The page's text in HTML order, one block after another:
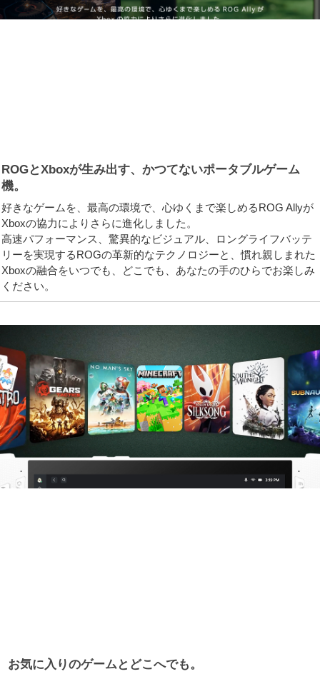
ROGとXboxが生み出す、かつてないポータブルゲーム
機。
好きなゲームを、最高の環境で、心ゆくまで楽しめるROG Allyが
Xboxの協力によりさらに進化しました。
高速パフォーマンス、驚異的なビジュアル、ロングライフバッテ
リーを実現するROGの革新的なテクノロジーと、慣れ親しまれた
Xboxの融合をいつでも、どこでも、あなたの手のひらでお楽しみ
ください。
お気に入りのゲームとどこへでも。